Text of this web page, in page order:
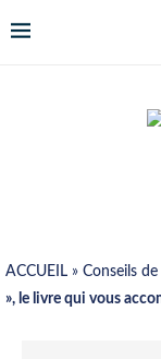
ACCUEIL » Conseils
», le livre qui vous